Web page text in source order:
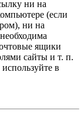
ни на
(если
ни на
ящики
сайты и т. п.
в